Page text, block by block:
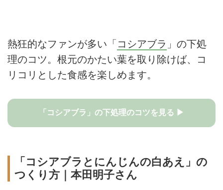
熱狂的なファンが多い「 コシアブラ 」の下処
理のコツ。根元のかたい葉を取り除けば、コ
リコリとした食感を楽しめます。
「コシアブラ」の下処理のコツを見る ▶
「コシアブラとにんじんの白あえ」の
つくり方｜本田明子さん